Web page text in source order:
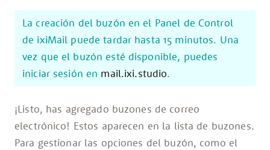
La creación del buzón en el Panel de Control
de ixiMail puede tardar hasta 15 minutos. Una
vez que el buzón esté disponible, puedes
iniciar sesión en mail.ixi.studio.
¡Listo, has agregado buzones de correo
electrónico! Estos aparecen en la lista de buzones.
Para gestionar las opciones del buzón, como el